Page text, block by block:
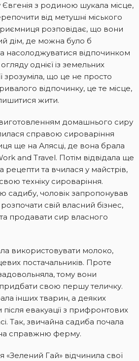
Євгенія з родиною шукала місце,
від метушні міського
розповідає, що вони
дім, де можна було б
насолоджуватися відпочинком
однієї із земельних
зрозуміла, що це не просто
відпочинку, це те місце,
жити.
домашнього сиру
справою сироваріння
ще на Алясці, де вона брала
and Travel. Потім відвідала ще
рецепти та вчилася у майстрів,
техніку сироваріння.
садибу, чоловік запропонував
свій власний бізнес,
продавати сир власного
використовувати молоко,
постачальників. Проте
тому вони
свою першу теличку.
інших тварин, а деяких
евакуації з прифронтових
Так, звичайна садиба почала
справжню ферму.
«Зелений Гай» відчинила свої